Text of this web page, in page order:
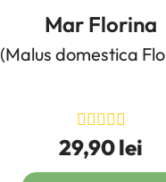
Mar Florina
(Malus domestica
Pret
29,90 lei